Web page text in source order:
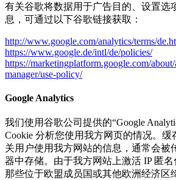
有关谷歌将数据用于广告目的、设置选
息，可通过以下谷歌链接获取：
http://www.google.com/analytics/terms/
https://www.google.de/intl/de/policies/
https://marketingplatform.google.com/
manager/use-policy/
Google Analytics
我们使用谷歌公司提供的“Google
Cookie 分析您使用我方网页的情况。缓
关用户使用我方网站的信息，通常会被
器中存储。由于我方网站上激活 IP 匿
那些位于欧盟成员国或其他欧洲经济区